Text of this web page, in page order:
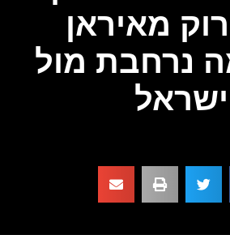
מאיראן
נרחבת מול
ישראל